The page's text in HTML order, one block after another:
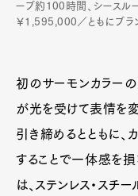
ーブ約100時間、シースルー
￥1,595,000／ともにブラ
初のサーモンカラー
が光を受けて表情を変
引き締めるとともに
することで一体感を損
は、ステンレス・スチ